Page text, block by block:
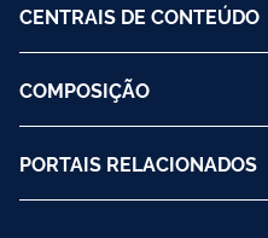
CENTRAIS DE CONTEÚDO
COMPOSIÇÃO
PORTAIS RELACIONADOS